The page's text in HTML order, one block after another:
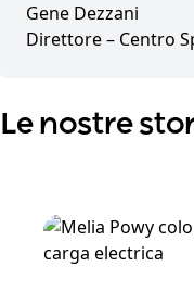
Gene Dezzani
Direttore– Centro
Le nostre